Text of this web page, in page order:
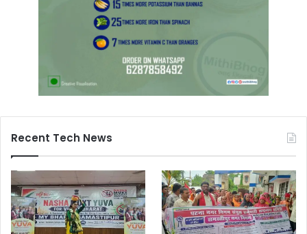
Recent Tech News